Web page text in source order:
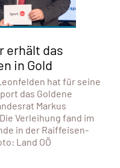
erhält das
in Gold
hat für seine
das Goldene
Markus
Verleihung fand im
in der Raiffeisen-
Land OÖ